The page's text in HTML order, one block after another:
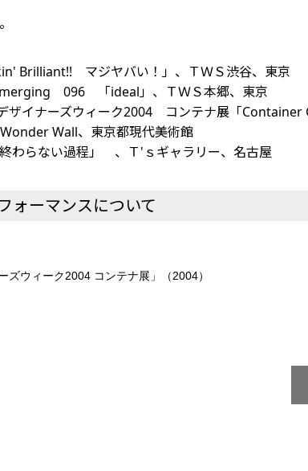
Brilliant!! マジヤバい！」、ＴＷＳ渋谷、東京
096 「ideal」、ＴＷＳ本郷、東京
ーズウィーク2004 コンテナ展「Container
Wall、東京都現代美術館
わらない過程」 、Ｔ'ｓギャラリー、名古屋
ォーマンスについて
ズウィーク2004 コンテナ展」（2004）